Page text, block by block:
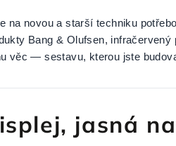
na novou a starší techniku
Bang & Olufsen,
věc — sestavu, kterou jste
jasná